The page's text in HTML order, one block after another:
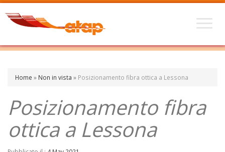
Home » Non in vista » Posizionamento fibra ottica a Lessona
Posizionamento fibra
ottica a Lessona